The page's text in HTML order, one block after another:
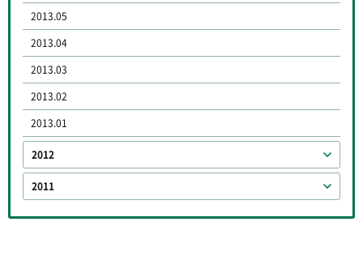
2013.05
2013.04
2013.03
2013.02
2013.01
2012
2011